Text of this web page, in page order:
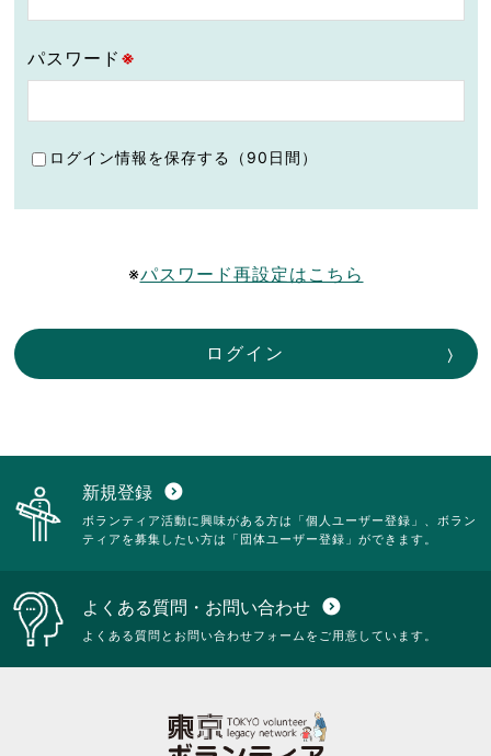
パスワード ※
ログイン情報を保存する（90日間）
※パスワード再設定はこちら
ログイン
新規登録 expand_circle_down
ボランティア活動に興味がある方は「個人ユーザー登録」、ボラン
ティアを募集したい方は「団体ユーザー登録」ができます。
よくある質問・お問い合わせ expand_circle_down
よくある質問とお問い合わせフォームをご用意しています。